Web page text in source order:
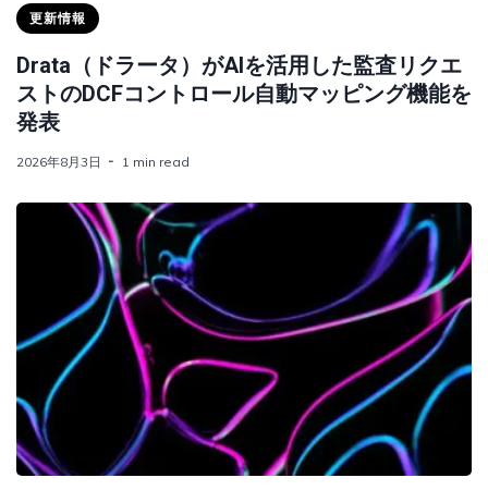
更新情報
Drata（ドラータ）がAIを活用した監査リクエ
ストのDCFコントロール自動マッピング機能を
発表
2026年8月3日 1 min read